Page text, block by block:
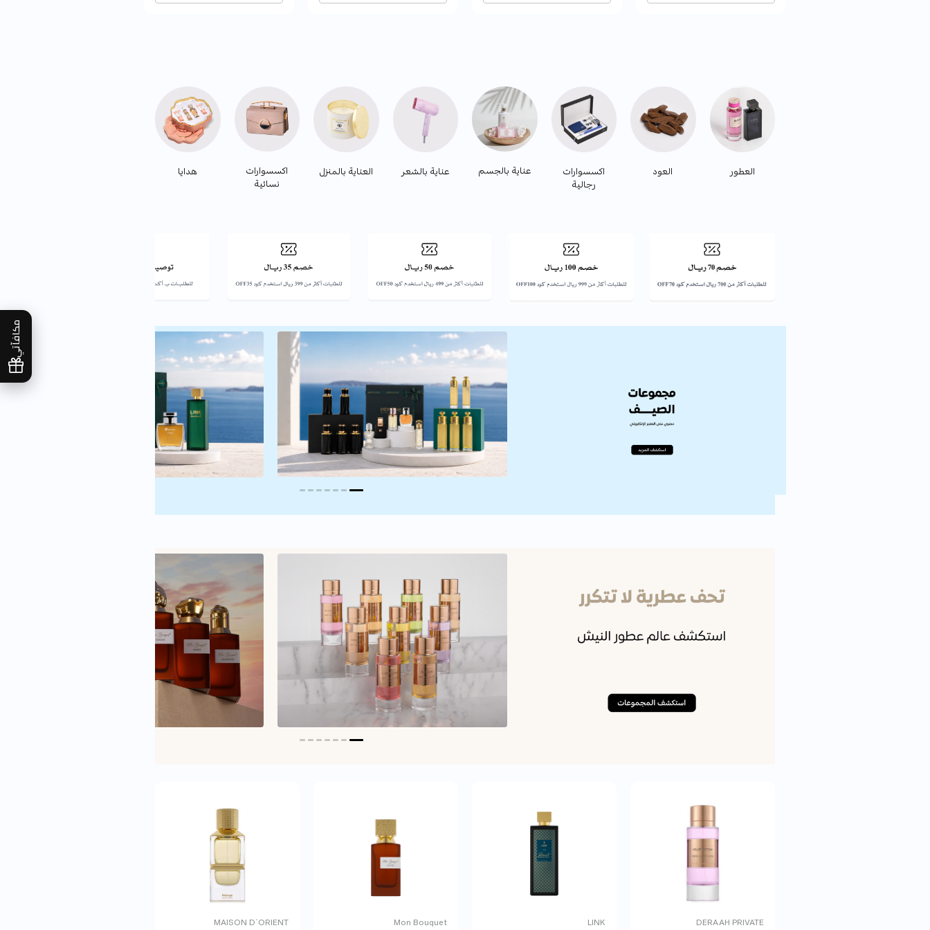
مكافآتي
العطور العود
اكسسوارات
رجالية
عناية بالجسم عناية بالشعر العناية بالمنزل
اكسسوارات
نسائية
هدايا
DERAAH PRIVATE
LINK
Mon Bouquet
MAISON D`ORIENT